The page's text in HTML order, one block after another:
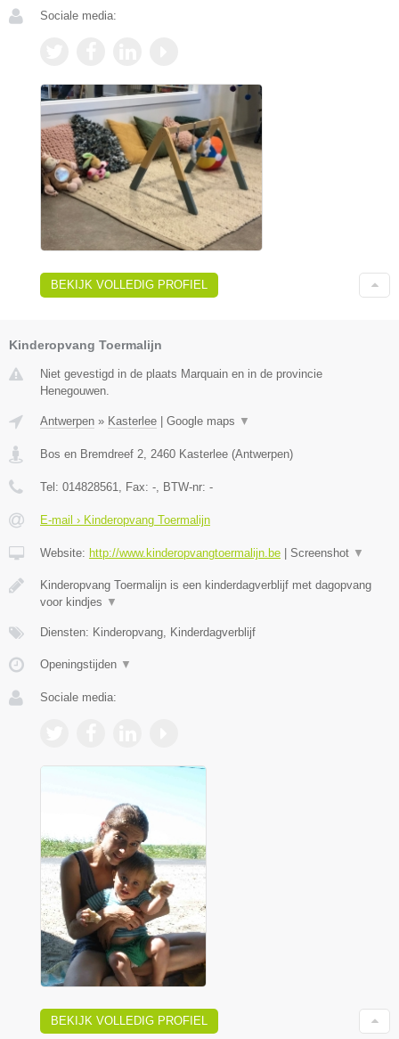
Sociale media:
BEKIJK VOLLEDIG PROFIEL
Kinderopvang Toermalijn
Niet gevestigd in de plaats Marquain en in de provincie
Henegouwen.
Antwerpen » Kasterlee Google maps ▼
Bos en Bremdreef 2 2460 Kasterlee (Antwerpen)
Tel: 014828561 , Fax: - , BTW-nr: -
E-mail › Kinderopvang Toermalijn
Website: http://www.kinderopvangtoermalijn.be Screenshot ▼
Kinderopvang Toermalijn is een kinderdagverblijf met dagopvang
voor kindjes ▼
Diensten: Kinderopvang, Kinderdagverblijf
Openingstijden ▼
Sociale media:
BEKIJK VOLLEDIG PROFIEL